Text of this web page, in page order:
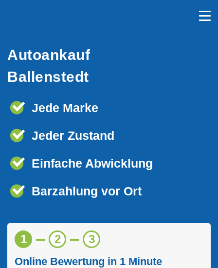
Autoankauf
Ballenstedt
Jede Marke
Jeder Zustand
Einfache Abwicklung
Barzahlung vor Ort
1 2 3
Online Bewertung in 1 Minute